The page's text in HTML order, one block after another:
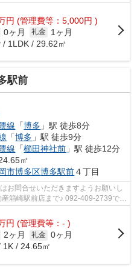
円 (管理費等：5,000円 )
0ヶ月 礼金
1ヶ月
/ 1LDK / 29.62㎡
駅前
線 「博多 」駅 徒歩8分
「博多 」駅 徒歩9分
線 「櫛田神社前 」駅 徒歩12分
㎡
市博多区博多駅前４丁目
お問合せいただきますようお願いし
箱崎駅前店まで♪ 092-409-2739で
円 (管理費等：- )
2ヶ月 礼金 0ヶ月
1K / 24.65㎡